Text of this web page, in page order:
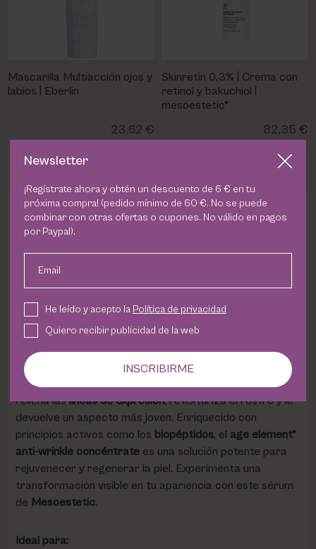
Mascarilla Multiacción ojos y
labios | Eberlin
23,62 €
Skinretin 0,3% | Crema con
retinol y bakuchiol |
mesoestetic®
82,35 €
DESCRIPCION
efectiva estimula la producción natural de
renovando las fibras de la piel y suavizando de manera
Este sérum también contieneácido hialurónico, que
rellena laslíneas de expresión, retexturiza el rostro y le
devuelve un aspecto más joven. Enriquecido con
principios activos como los biopéptidos, el age element®
anti-wrinkle concéntratees una solución potente para
rejuvenecer y regenerar la piel. Experimenta una
transformación visible en tu apariencia con este sérum
de Mesoestetic.
Ideal para:
Newsletter
¡Regístrate ahora y obtén un descuento de 6 € en tu
próxima compra! (pedido mínimo de 60 €. No se puede
combinar con otras ofertas o cupones. No válido en pagos
por Paypal).
Email
He leído y acepto la Política de privacidad
Quiero recibir publicidad de la web
INSCRIBIRME